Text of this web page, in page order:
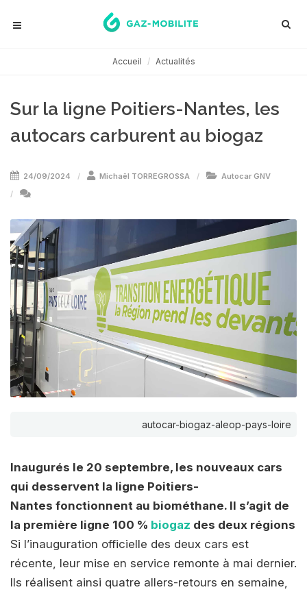
Accueil Actualités
Sur la ligne Poitiers-Nantes, les
autocars carburent au biogaz
24/09/2024 Michaël TORREGROSSA Autocar GNV
autocar-biogaz-aleop-pays-loire
Inaugurés le 20 septembre, les nouveaux cars
qui desservent la ligne Poitiers-
Nantes fonctionnent au biométhane. Il s’agit de
la première ligne 100 % biogaz des deux régions
Si l’inauguration officielle des deux cars est
récente, leur mise en service remonte à mai dernier.
Ils réalisent ainsi quatre allers-retours en semaine,